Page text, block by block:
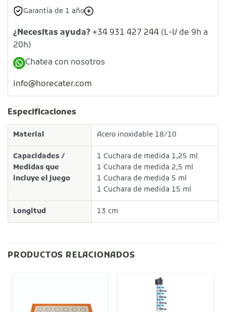
Garantía de 1 año
¿Necesitas ayuda? +34 931 427 244 (L-V de 9h a
20h)
Chatea con nosotros
info@horecater.com
Especificaciones
Material Acero inoxidable 18/10
Capacidades /
Medidas que
incluye el juego
1 Cuchara de medida 1,25 ml
1 Cuchara de medida 2,5 ml
1 Cuchara de medida 5 ml
1 Cuchara de medida 15 ml
Longitud 13 cm
PRODUCTOS RELACIONADOS